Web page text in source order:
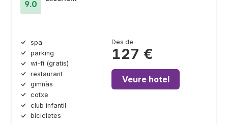
9.0
spa
parking
wi-fi (gratis)
restaurant
gimnàs
cotxe
club infantil
bicicletes
Des de
127 €
Veure hotel